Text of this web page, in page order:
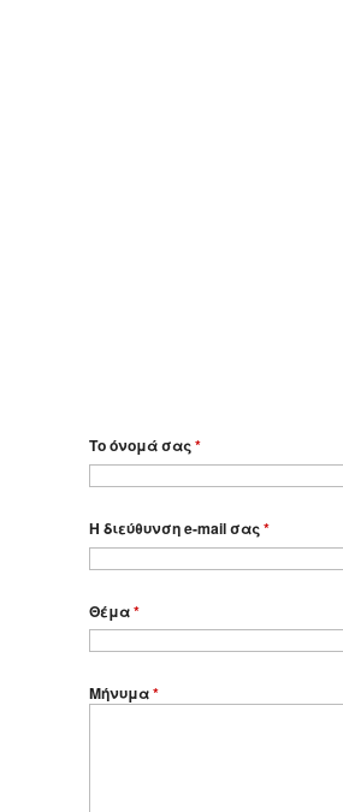
Το όνομά σας*
Η διεύθυνση e-mail σας*
Θέμα*
Μήνυμα*